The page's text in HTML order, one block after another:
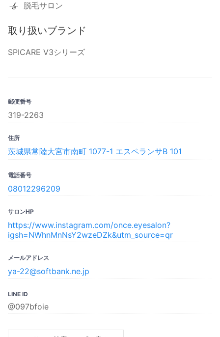
脱毛サロン
取り扱いブランド
SPICARE V3シリーズ
郵便番号
319-2263
住所
茨城県常陸大宮市南町 1077-1 エスペランサB 101
電話番号
08012296209
サロンHP
https://www.instagram.com/once.eyesalon?
igsh=NWhnMnNsY2wzeDZk&utm_source=qr
メールアドレス
ya-22@softbank.ne.jp
LINE ID
@097bfoie